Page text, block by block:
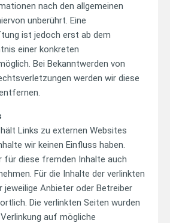
nach den allgemeinen
unberührt. Eine
ist jedoch erst ab dem
einer konkreten
Bei Bekanntwerden von
werden wir diese
Links zu externen Websites
wir keinen Einfluss haben.
für diese fremden Inhalte auch
Für die Inhalte der verlinkten
Anbieter oder Betreiber
Die verlinkten Seiten wurden
auf mögliche